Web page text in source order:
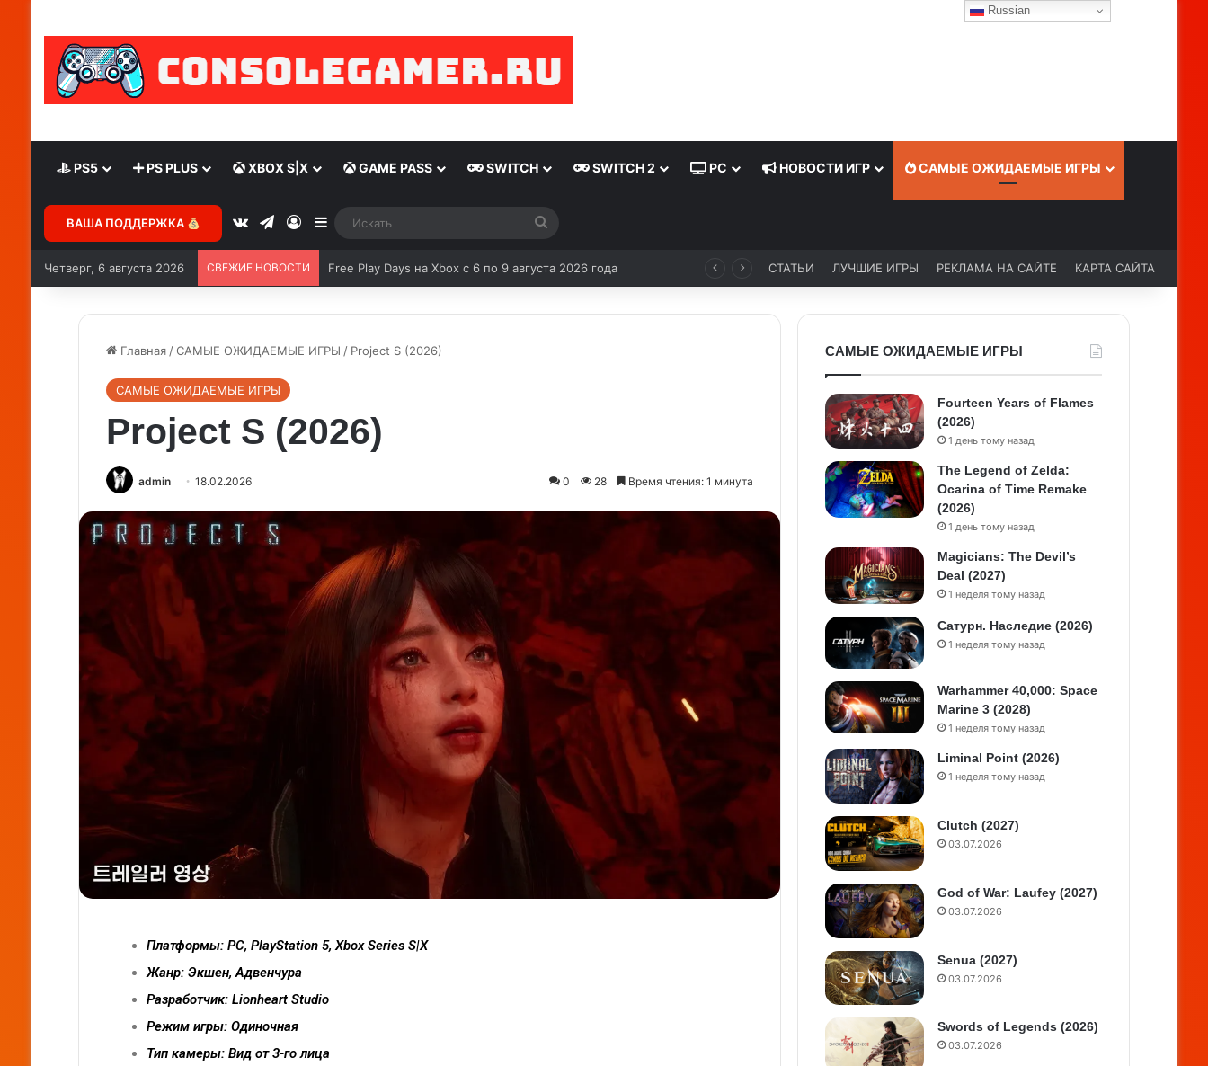
PS5 PS PLUS XBOX S|X GAME PASS SWITCH SWITCH 2 PC НОВОСТИ ИГР САМЫЕ ОЖИДАЕМЫЕ ИГРЫ
ВАША ПОДДЕРЖКА
Четверг, 6 августа 2026 СВЕЖИЕ НОВОСТИ Free Play Days на Xbox с 6 по 9 августа 2026 года СТАТЬИ ЛУЧШИЕ ИГРЫ РЕКЛАМА НА САЙТЕ КАРТА САЙТА
Главная /САМЫЕ ОЖИДАЕМЫЕ ИГРЫ / Project S (2026)
САМЫЕ ОЖИДАЕМЫЕ ИГРЫ
Project S (2026)
admin 18.02.2026 0 28 Время чтения: 1 минута
Платформы: PC, PlayStation 5, Xbox Series S|X
Жанр: Экшен, Адвенчура
Разработчик: Lionheart Studio
Режим игры: Одиночная
Тип камеры: Вид от 3-го лица
САМЫЕ ОЖИДАЕМЫЕ ИГРЫ
Fourteen Years of Flames
(2026)
1 день тому назад
The Legend of Zelda:
Ocarina of Time Remake
(2026)
1 день тому назад
Magicians: The Devil’s
Deal (2027)
1 неделя тому назад
Сатурн. Наследие (2026)
1 неделя тому назад
Warhammer 40,000: Space
Marine 3 (2028)
1 неделя тому назад
Liminal Point (2026)
1 неделя тому назад
Clutch (2027)
03.07.2026
God of War: Laufey (2027)
03.07.2026
Senua (2027)
03.07.2026
Swords of Legends (2026)
03.07.2026
Russian